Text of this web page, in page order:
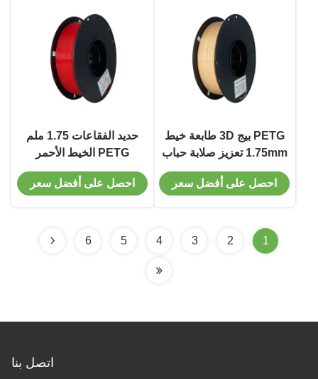
PETG بيج 3D طابعة خيط
1.75mm تعزيز صلابة حباب
خالية
احصل على أفضل سعر
حديد الفقاعات 1.75 ملم
PETG الخيط الأحمر
الطباعة ثلاثية الأبعاد صلابة
الخيط محسنة الطابعة ثلاثية
احصل على أفضل سعر
1
2
3
4
5
6
اتصل بنا